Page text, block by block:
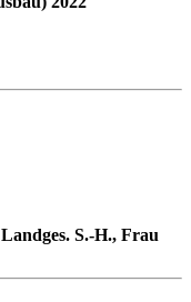
S.-H., Frau